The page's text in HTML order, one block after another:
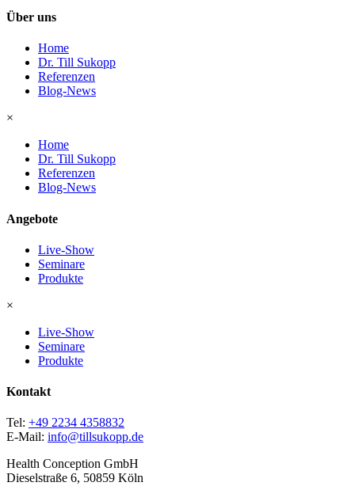
Über uns
Home
Dr. Till Sukopp
Referenzen
Blog-News
×
Home
Dr. Till Sukopp
Referenzen
Blog-News
Angebote
Live-Show
Seminare
Produkte
×
Live-Show
Seminare
Produkte
Kontakt
Tel: +49 2234 4358832
E-Mail: info@tillsukopp.de
Health Conception GmbH
Dieselstraße 6, 50859 Köln